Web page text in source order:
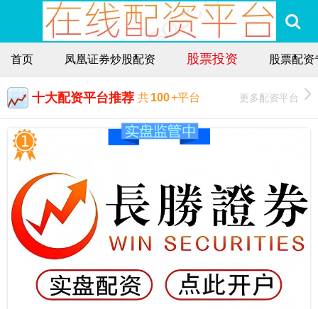
首页 凤凰证券炒股配资 股票投资 股票配
十大配资平台推荐 共100+平台 更多配资平台